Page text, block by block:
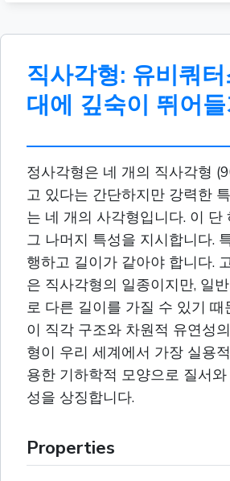
직사각형: 유비쿼
대에 깊숙이 뛰어들
정사각형은 네 개의 직사각형
고 있다는 간단하지만 강력한
는 네 개의 사각형입니다. 이 단
그 나머지 특성을 지시합니다.
행하고 길이가 같아야 합니다.
은 직사각형의 일종이지만, 일
로 다른 길이를 가질 수 있기 때
이 직각 구조와 차원적 유연성
형이 우리 세계에서 가장 실용
용한 기하학적 모양으로 질서
성을 상징합니다.
Properties